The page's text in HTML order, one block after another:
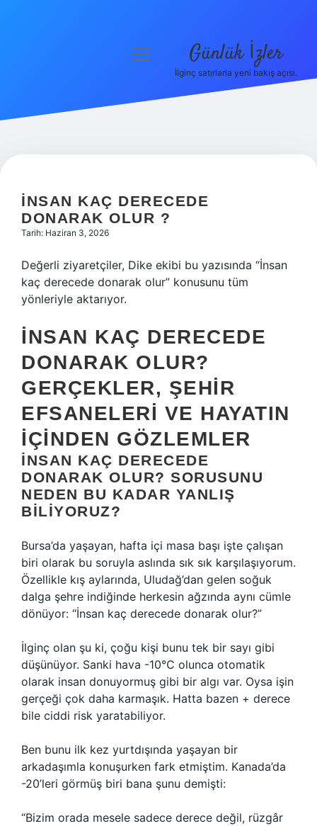
Hakkımızda
menüyü
Günlük İzler
İlginç satırlarla yeni bakış açısı.
İNSAN KAÇ DERECEDE
DONARAK OLUR ?
Tarih: Haziran 3, 2026
Değerli ziyaretçiler, Dike ekibi bu yazısında “İnsan
kaç derecede donarak olur” konusunu tüm
yönleriyle aktarıyor.
İNSAN KAÇ DERECEDE
DONARAK OLUR?
GERÇEKLER, ŞEHIR
EFSANELERI VE HAYATIN
IÇINDEN GÖZLEMLER
İNSAN KAÇ DERECEDE
DONARAK OLUR? SORUSUNU
NEDEN BU KADAR YANLIŞ
BILIYORUZ?
Bursa’da yaşayan, hafta içi masa başı işte çalışan
biri olarak bu soruyla aslında sık sık karşılaşıyorum.
Özellikle kış aylarında, Uludağ’dan gelen soğuk
dalga şehre indiğinde herkesin ağzında aynı cümle
dönüyor: “İnsan kaç derecede donarak olur?”
İlginç olan şu ki, çoğu kişi bunu tek bir sayı gibi
düşünüyor. Sanki hava -10°C olunca otomatik
olarak insan donuyormuş gibi bir algı var. Oysa işin
gerçeği çok daha karmaşık. Hatta bazen + derece
bile ciddi risk yaratabiliyor.
Ben bunu ilk kez yurtdışında yaşayan bir
arkadaşımla konuşurken fark etmiştim. Kanada’da
-20’leri görmüş biri bana şunu demişti:
“Bizim orada mesele sadece derece değil, rüzgâr